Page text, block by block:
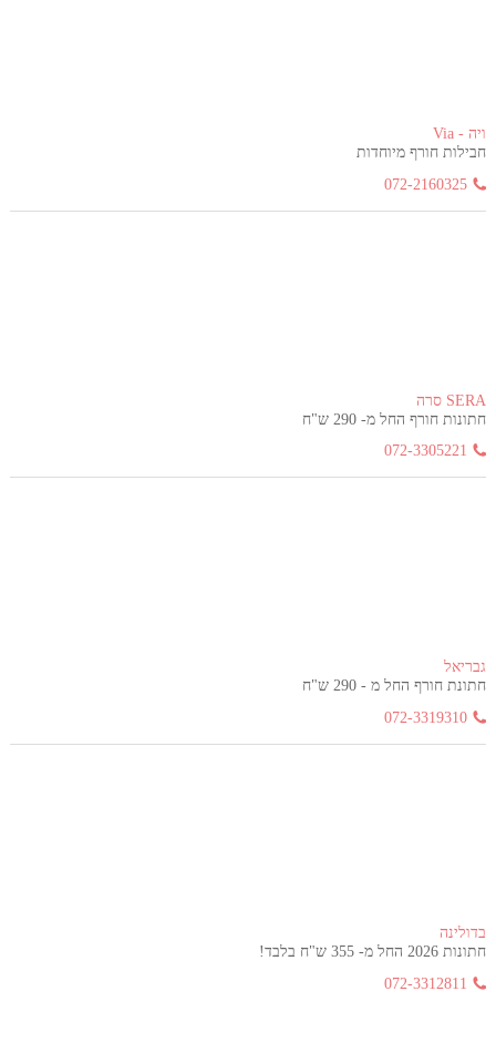
ויה - Via
חבילות חורף מיוחדות
072-2160325
SERA סרה
חתונות חורף החל מ- 290 ש"ח
072-3305221
גבריאל
חתונת חורף החל מ - 290 ש"ח
072-3319310
בדולינה
חתונות 2026 החל מ- 355 ש"ח בלבד!
072-3312811